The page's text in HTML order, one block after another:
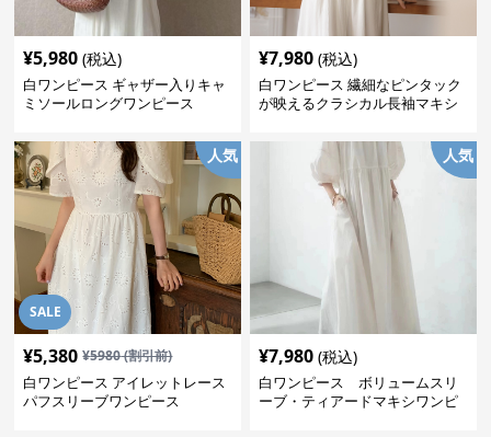
¥5,980 (税込)
白ワンピース ギャザー入りキャ
ミソールロングワンピース
¥7,980 (税込)
白ワンピース 繊細なピンタック
が映えるクラシカル長袖マキシ
SALE
人気
¥5,380 ¥5980(割引前)
白ワンピース アイレットレース
パフスリーブワンピース
人気
¥7,980 (税込)
白ワンピース ボリュームスリ
ーブ・ティアードマキシワンピ